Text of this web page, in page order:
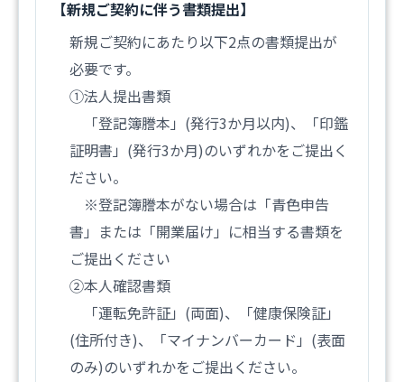
【新規ご契約に伴う書類提出】
新規ご契約にあたり以下2点の書類提出が
必要です。
①法人提出書類
「登記簿謄本」(発行3か月以内)、「印鑑
証明書」(発行3か月)のいずれかをご提出く
ださい。
※登記簿謄本がない場合は「青色申告
書」または「開業届け」に相当する書類を
ご提出ください
②本人確認書類
「運転免許証」(両面)、「健康保険証」
(住所付き)、「マイナンバーカード」(表面
のみ)のいずれかをご提出ください。